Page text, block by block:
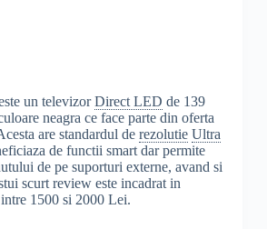
un televizorDirect LED de 139
neagra ce face parte din oferta
are standardul de rezolutie Ultra
de functii smart dar permite
de pe suporturi externe, avand si
scurt review este incadrat in
1500 si 2000 Lei.